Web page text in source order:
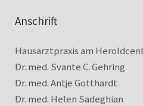
Anschrift
Hausarztpraxis am
Dr. med. Svante C. Gehring
Dr. med. Antje Gotthardt
Dr. med. Helen Sadeghian